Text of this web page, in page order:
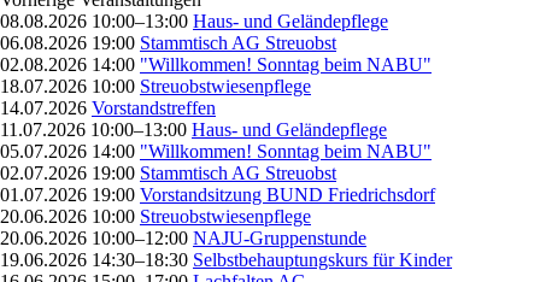
08.08.2026 10:00–13:00 Haus- und Geländepflege
06.08.2026 19:00 Stammtisch AG Streuobst
02.08.2026 14:00 "Willkommen! Sonntag beim NABU"
18.07.2026 10:00 Streuobstwiesenpflege
14.07.2026 Vorstandstreffen
11.07.2026 10:00–13:00 Haus- und Geländepflege
05.07.2026 14:00 "Willkommen! Sonntag beim NABU"
02.07.2026 19:00 Stammtisch AG Streuobst
01.07.2026 19:00 Vorstandsitzung BUND Friedrichsdorf
20.06.2026 10:00 Streuobstwiesenpflege
20.06.2026 10:00–12:00 NAJU-Gruppenstunde
19.06.2026 14:30–18:30 Selbstbehauptungskurs für Kinder